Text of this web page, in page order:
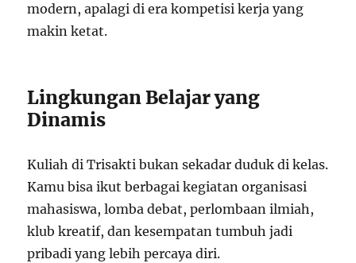
modern, apalagi di era kompetisi kerja yang
makin ketat.
Lingkungan Belajar yang
Dinamis
Kuliah di Trisakti bukan sekadar duduk di kelas.
Kamu bisa ikut berbagai kegiatan organisasi
mahasiswa, lomba debat, perlombaan ilmiah,
klub kreatif, dan kesempatan tumbuh jadi
pribadi yang lebih percaya diri.